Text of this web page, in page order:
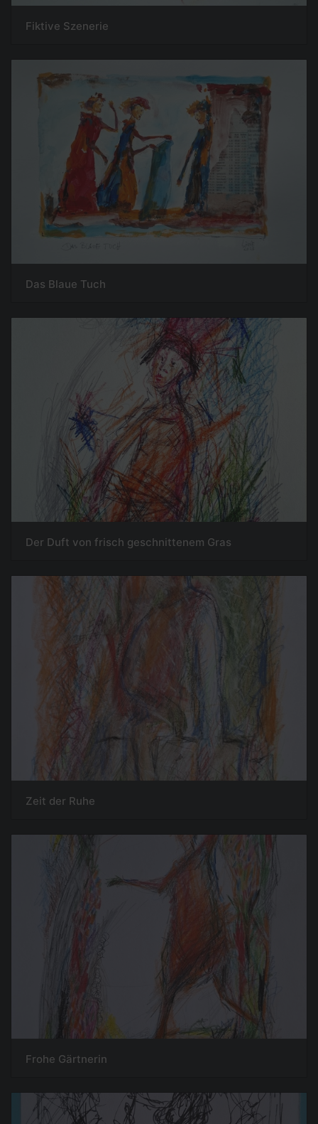
Fiktive Szenerie
Das Blaue Tuch
Der Duft von frisch geschnittenem Gras
Zeit der Ruhe
Frohe Gärtnerin